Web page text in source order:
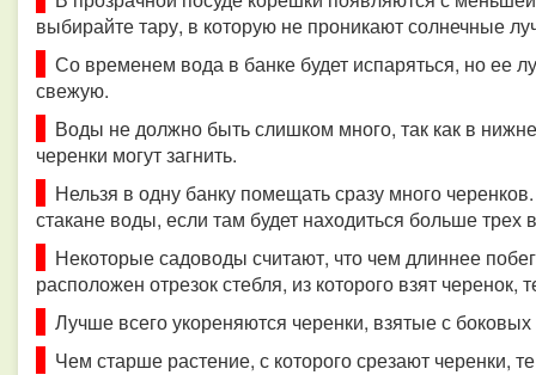
выбирайте тару, в которую не проникают солнечные
Со временем вода в банке будет испаряться, но ее
свежую.
Воды не должно быть слишком много, так как в
черенки могут загнить.
Нельзя в одну банку помещать сразу много
стакане воды, если там будет находиться больше трех
Некоторые садоводы считают, что чем длиннее
расположен отрезок стебля, из которого взят черенок,
Лучше всего укореняются черенки, взятые с
Чем старше растение, с которого срезают черенки,